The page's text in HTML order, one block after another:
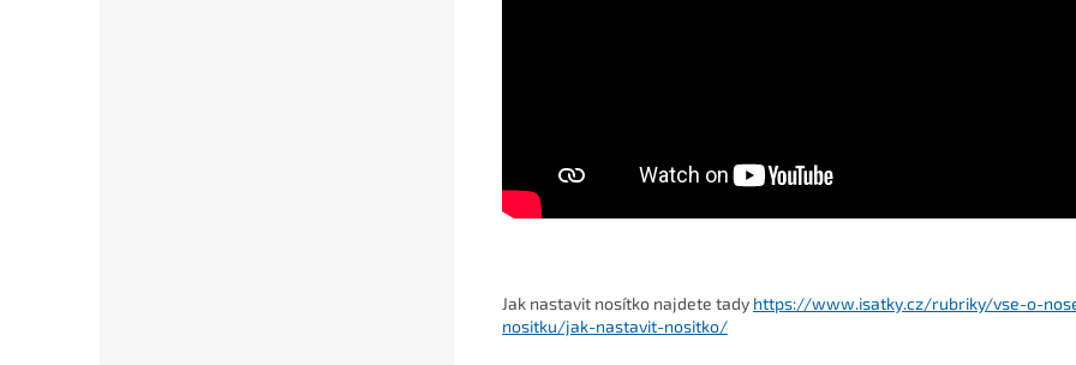
Jak nastavit nosítko najdete tady https://www.isatky.cz/rubriky/vse-o-
nositku/jak-nastavit-nositko/